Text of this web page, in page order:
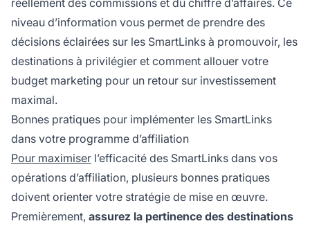
réellement des commissions et du chiffre d’affaires. Ce
niveau d’information vous permet de prendre des
décisions éclairées sur les SmartLinks à promouvoir, les
destinations à privilégier et comment allouer votre
budget marketing pour un retour sur investissement
maximal.
Bonnes pratiques pour implémenter les SmartLinks
dans votre programme d’affiliation
Pour maximiser l’efficacité des SmartLinks dans vos
opérations d’affiliation, plusieurs bonnes pratiques
doivent orienter votre stratégie de mise en œuvre.
Premièrement, assurez la pertinence des destinations